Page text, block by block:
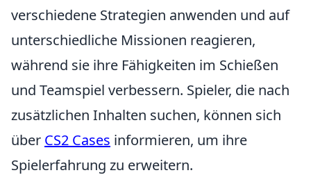
verschiedene Strategien anwenden und auf
unterschiedliche Missionen reagieren,
während sie ihre Fähigkeiten im Schießen
und Teamspiel verbessern. Spieler, die nach
zusätzlichen Inhalten suchen, können sich
über CS2 Cases informieren, um ihre
Spielerfahrung zu erweitern.